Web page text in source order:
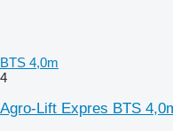
BTS 4,0m
4
Agro-Lift Expres BTS